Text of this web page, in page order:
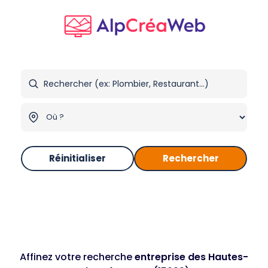
Réinitialiser Rechercher
Affinez votre rechercheentreprise des Hautes-